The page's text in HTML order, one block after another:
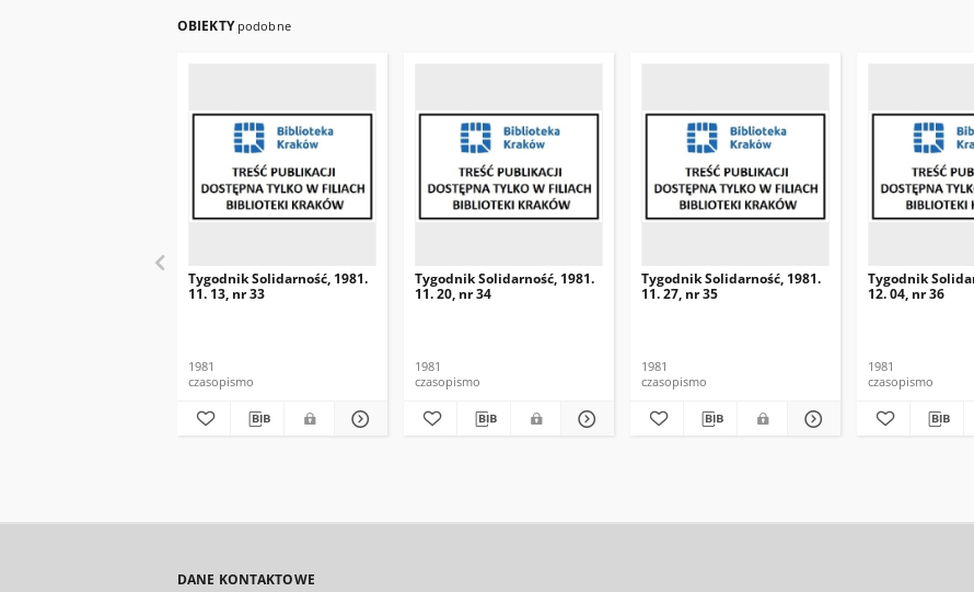
OBIEKTY podobne
Tygodnik Solidarność, 1981.
11. 13, nr 33
1981
czasopismo
Tygodnik Solidarność, 1981.
11. 20, nr 34
1981
czasopismo
Tygodnik Solidarność, 1981.
11. 27, nr 35
1981
czasopismo
Tygodnik
12. 04, nr 36
1981
czasopismo
DANE KONTAKTOWE